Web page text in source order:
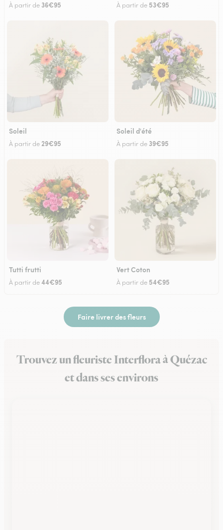
À partir de 36€95 À partir de 53€95
Soleil
À partir de29€95
Soleil d'été
À partir de 39€95
Tutti frutti
À partir de44€95
Vert Coton
À partir de 54€95
Faire livrer des fleurs
Trouvez un fleuriste Interflora à Quézac
et dans ses environs